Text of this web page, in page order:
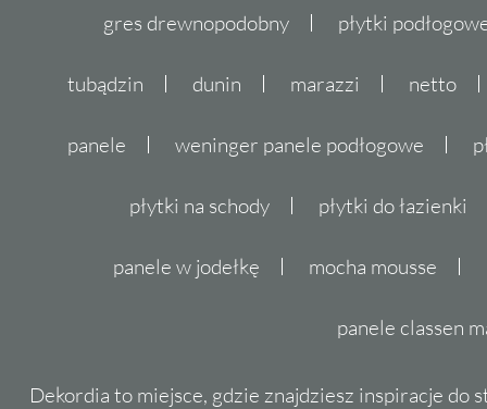
gres drewnopodobny płytki
tubądzin dunin marazzi netto
panele weninger panele podłogowe
płytki na schody płytki do łazienki
panele w jodełkę mocha mousse
panele classen
Dekordia to miejsce, gdzie znajdziesz inspiracje do